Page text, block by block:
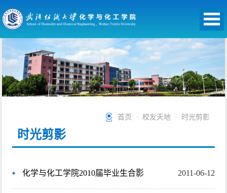
时光剪影
首页 · 校友天地 · 时光剪影
化学与化工学院2010届毕业生合影 2011-06-12